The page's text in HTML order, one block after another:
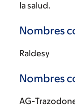
la salud.
Nombres
Raldesy
Nombres
AG-